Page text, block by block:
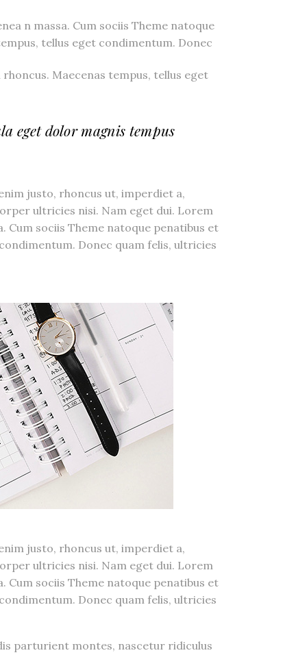
decrease
n massa. Cum sociis Theme natoque
tellus eget condimentum. Donec
Maecenas tempus, tellus eget
eget dolor magnis tempus
justo, rhoncus ut, imperdiet a,
ultricies nisi. Nam eget dui. Lorem
Cum sociis Theme natoque penatibus et
Donec quam felis, ultricies
justo, rhoncus ut, imperdiet a,
ultricies nisi. Nam eget dui. Lorem
Cum sociis Theme natoque penatibus et
Donec quam felis, ultricies
parturient montes, nascetur ridiculus